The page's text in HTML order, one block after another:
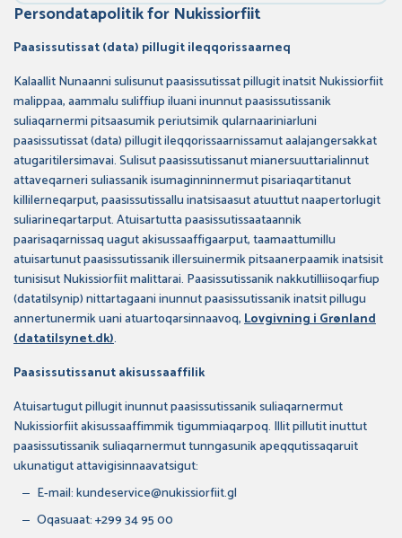
Persondatapolitik for Nukissiorfiit
Paasissutissat (data) pillugit ileqqorissaarneq
Kalaallit Nunaanni sulisunut paasissutissat pillugit inatsit Nukissiorfiit
malippaa, aammalu suliffiup iluani inunnut paasissutissanik
suliaqarnermi pitsaasumik periutsimik qularnaariniarluni
paasissutissat (data) pillugit ileqqorissaarnissamut aalajangersakkat
atugaritilersimavai. Sulisut paasissutissanut mianersuuttarialinnut
attaveqarneri suliassanik isumaginninnermut pisariaqartitanut
killilerneqarput, paasissutissallu inatsisaasut atuuttut naapertorlugit
suliarineqartarput. Atuisartutta paasissutissaataannik
paarisaqarnissaq uagut akisussaaffigaarput, taamaattumillu
atuisartunut paasissutissanik illersuinermik pitsaanerpaamik inatsisit
tunisisut Nukissiorfiit malittarai. Paasissutissanik nakkutilliisoqarfiup
(datatilsynip) nittartagaani inunnut paasissutissanik inatsit pillugu
annertunermik uani atuartoqarsinnaavoq,Lovgivning i Grønland
(datatilsynet.dk).
Paasissutissanut akisussaaffilik
Atuisartugut pillugit inunnut paasissutissanik suliaqarnermut
Nukissiorfiit akisussaaffimmik tigummiaqarpoq. Illit pillutit inuttut
paasissutissanik suliaqarnermut tunngasunik apeqqutissaqaruit
ukunatigut attavigisinnaavatsigut:
E-mail: kundeservice@nukissiorfiit.gl
Oqasuaat: +299 34 95 00